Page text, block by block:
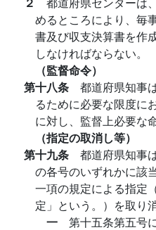
めるところにより、毎
書及び収支決算書を作
しなければならない。
（監督命令）
第十八条 都道府県知事
るために必要な限度に
に対し、監督上必要な
（指定の取消し等）
第十九条 都道府県知事
の各号のいずれかに該
一項の規定による指定
定」という。）を取り
一 第十五条第五号